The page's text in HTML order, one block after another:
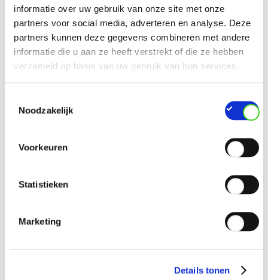
informatie over uw gebruik van onze site met onze
partners voor social media, adverteren en analyse. Deze
partners kunnen deze gegevens combineren met andere
informatie die u aan ze heeft verstrekt of die ze hebben
verzameld op basis van uw gebruik van hun services.
Noodzakelijk
Voorkeuren
Statistieken
Marketing
Details tonen